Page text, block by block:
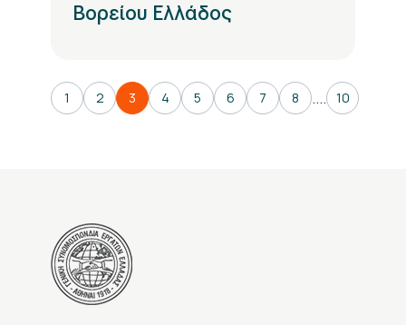
Βορείου Ελλάδος
1 2 3 4 5 6 7 8 .... 10